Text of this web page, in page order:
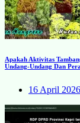
Apakah Aktivitas
Undang-Undang Dan
16 April 2026